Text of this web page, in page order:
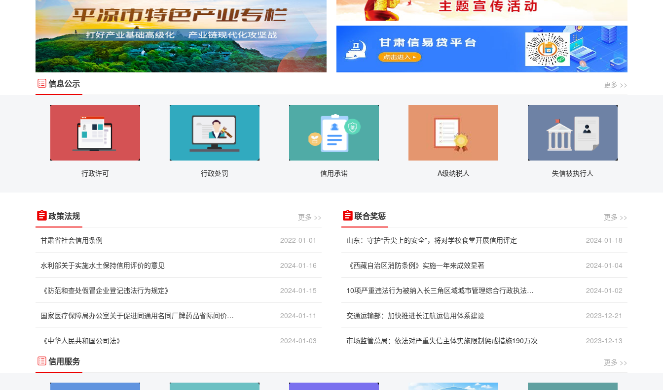
信息公示 更多 >>
行政许可 行政处罚 信用承诺 A级纳税人 失信被执行人
政策法规 更多 >>
甘肃省社会信用条例 2022-01-01
水利部关于实施水土保持信用评价的意见 2024-01-16
《防范和查处假冒企业登记违法行为规定》 2024-01-15
国家医疗保障局办公室关于促进同通用名同厂牌药品省际间价格公平诚信、透明均衡的通知 2024-01-11
《中华人民共和国公司法》 2024-01-03
联合奖惩 更多 >>
山东：守护“舌尖上的安全”，将对学校食堂开展信用评定 2024-01-18
《西藏自治区消防条例》实施一年来成效显著 2024-01-04
10项严重违法行为被纳入长三角区域城市管理综合行政执法联合惩戒体系 2024-01-02
交通运输部：加快推进长江航运信用体系建设 2023-12-21
市场监管总局：依法对严重失信主体实施限制惩戒措施190万次 2023-12-13
信用服务 更多 >>